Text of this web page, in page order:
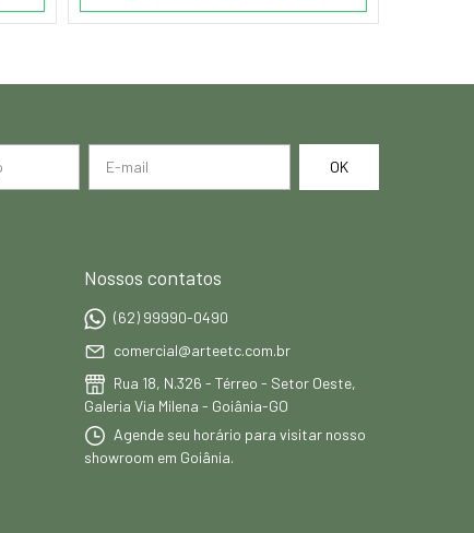
Nossos contatos
(62) 99990-0490
comercial@arteetc.com.br
Rua 18, N.326 - Térreo - Setor Oeste,
Galeria Via Milena - Goiânia-GO
Agende seu horário para visitar nosso
showroom em Goiânia.